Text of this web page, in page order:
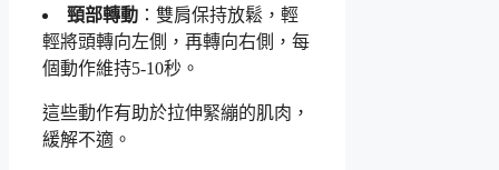
頸部轉動 ：雙肩保持放鬆，輕
輕將頭轉向左側，再轉向右側，每
個動作維持5-10秒。
這些動作有助於拉伸緊繃的肌肉，
緩解不適。